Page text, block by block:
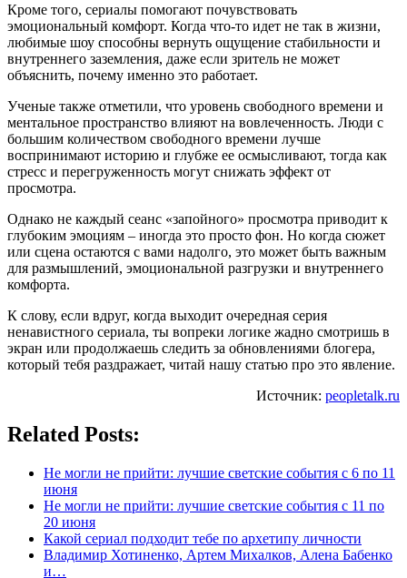
Кроме того, сериалы помогают почувствовать
эмоциональный комфорт. Когда что-то идет не так в жизни,
любимые шоу способны вернуть ощущение стабильности и
внутреннего заземления, даже если зритель не может
объяснить, почему именно это работает.
Ученые также отметили, что уровень свободного времени и
ментальное пространство влияют на вовлеченность. Люди с
большим количеством свободного времени лучше
воспринимают историю и глубже ее осмысливают, тогда как
стресс и перегруженность могут снижать эффект от
просмотра.
Однако не каждый сеанс «запойного» просмотра приводит к
глубоким эмоциям – иногда это просто фон. Но когда сюжет
или сцена остаются с вами надолго, это может быть важным
для размышлений, эмоциональной разгрузки и внутреннего
комфорта.
К слову, если вдруг, когда выходит очередная серия
ненавистного сериала, ты вопреки логике жадно смотришь в
экран или продолжаешь следить за обновлениями блогера,
который тебя раздражает, читай нашу статью про это явление.
Источник: peopletalk.ru
Related Posts:
Не могли не прийти: лучшие светские события с 6 по 11
июня
Не могли не прийти: лучшие светские события с 11 по
20 июня
Какой сериал подходит тебе по архетипу личности
Владимир Хотиненко, Артем Михалков, Алена Бабенко
и…